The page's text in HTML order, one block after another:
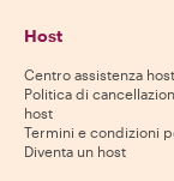
Host
Centro assistenza host
Politica di
host
Termini e condizioni
Diventa un host